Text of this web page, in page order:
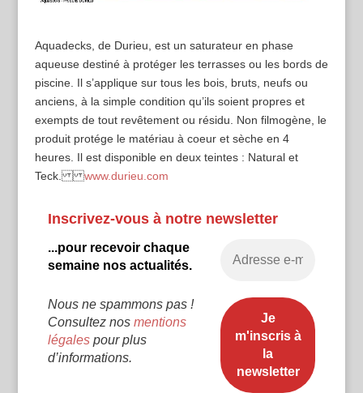
Aquadecks, de Durieu, est un saturateur en phase
aqueuse destiné à protéger les terrasses ou les bords de
piscine. Il s’applique sur tous les bois, bruts, neufs ou
anciens, à la simple condition qu’ils soient propres et
exempts de tout revêtement ou résidu. Non filmogène, le
produit protége le matériau à coeur et sèche en 4
heures. Il est disponible en deux teintes : Natural et
Teck.www.durieu.com
Inscrivez-vous à notre newsletter
...pour recevoir chaque
semaine nos actualités.
Nous ne spammons pas !
Consultez nos mentions
légalespour plus
d’informations.